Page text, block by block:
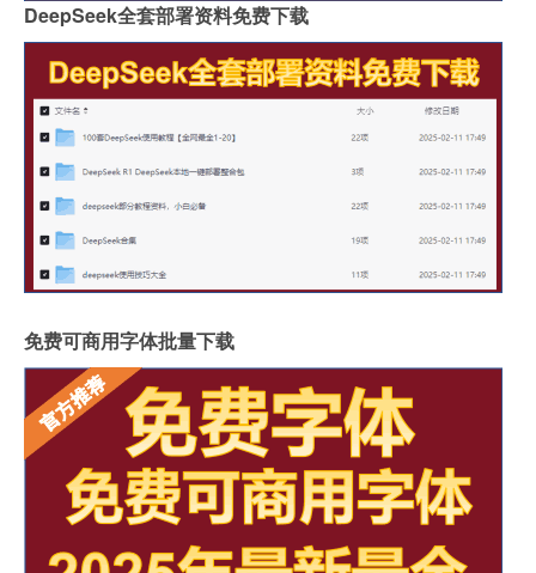
DeepSeek全套部署资料免费下载
免费可商用字体批量下载